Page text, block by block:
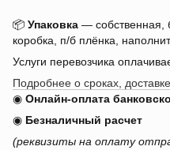
📦 Упаковка — собственная,
коробка, п/б плёнка,
Услуги перевозчика
Подробнее о сроках,
◉ Онлайн-оплата
◉ Безналичный расчет
(реквизиты на оплату